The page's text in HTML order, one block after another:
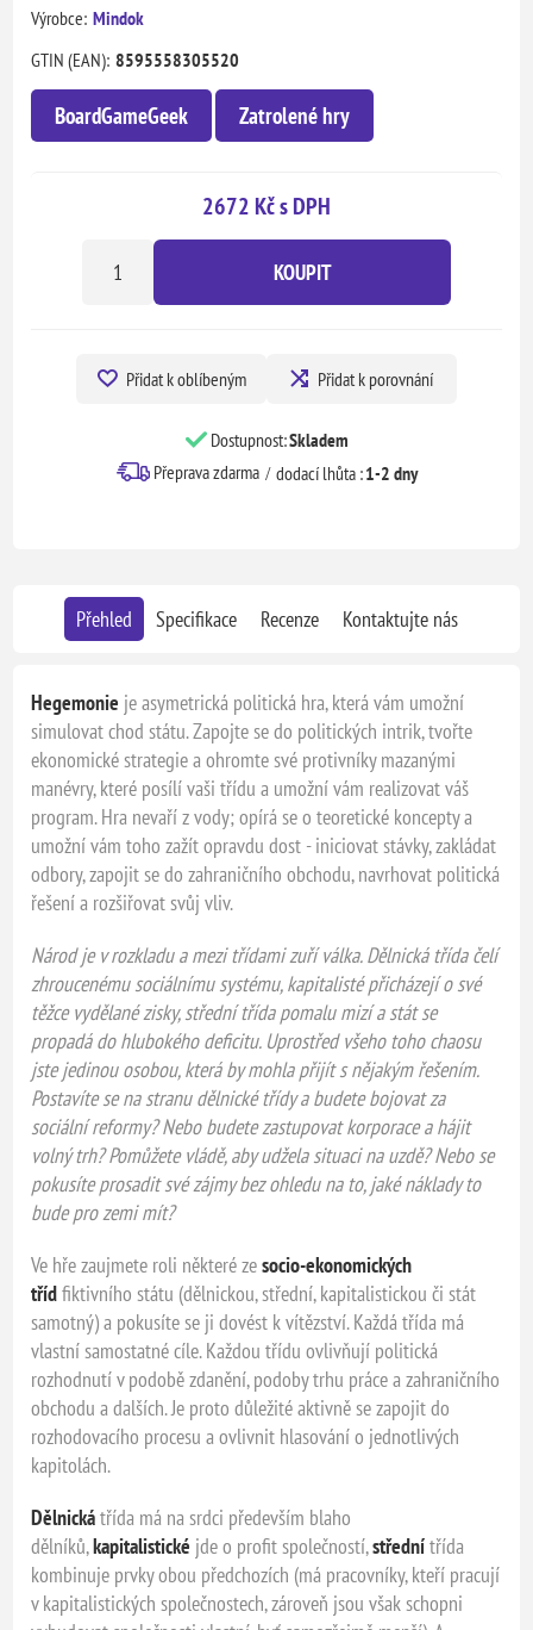
Výrobce: Mindok
GTIN (EAN): 8595558305520
BoardGameGeek Zatrolené hry
2672 Kč s DPH
KOUPIT
Přidat k oblíbeným Přidat k porovnání
Dostupnost:Skladem
Přeprava zdarma
dodací lhůta :1-2 dny
Přehled Specifikace Recenze Kontaktujte nás
Hegemonie je asymetrická politická hra, která vám umožní
simulovat chod státu. Zapojte se do politických intrik, tvořte
ekonomické strategie a ohromte své protivníky mazanými
manévry, které posílí vaši třídu a umožní vám realizovat váš
program. Hra nevaří z vody; opírá se o teoretické koncepty a
umožní vám toho zažít opravdu dost - iniciovat stávky, zakládat
odbory, zapojit se do zahraničního obchodu, navrhovat politická
řešení a rozšiřovat svůj vliv.
Národ je v rozkladu a mezi třídami zuří válka. Dělnická třída čelí
zhroucenému sociálnímu systému, kapitalisté přicházejí o své
těžce vydělané zisky, střední třída pomalu mizí a stát se
propadá do hlubokého deficitu. Uprostřed všeho toho chaosu
jste jedinou osobou, která by mohla přijít s nějakým řešením.
Postavíte se na stranu dělnické třídy a budete bojovat za
sociální reformy? Nebo budete zastupovat korporace a hájit
volný trh? Pomůžete vládě, aby udžela situaci na uzdě? Nebo se
pokusíte prosadit své zájmy bez ohledu na to, jaké náklady to
bude pro zemi mít?
Ve hře zaujmete roli některé zesocio-ekonomických
třídfiktivního státu (dělnickou, střední, kapitalistickou či stát
samotný) a pokusíte se ji dovést k vítězství. Každá třída má
vlastní samostatné cíle. Každou třídu ovlivňují politická
rozhodnutí v podobě zdanění, podoby trhu práce a zahraničního
obchodu a dalších. Je proto důležité aktivně se zapojit do
rozhodovacího procesu a ovlivnit hlasování o jednotlivých
kapitolách.
Dělnickátřída má na srdci především blaho
dělníků,kapitalistické jde o profit společností,střednítřída
kombinuje prvky obou předchozích (má pracovníky, kteří pracují
v kapitalistických společnostech, zároveň jsou však schopni